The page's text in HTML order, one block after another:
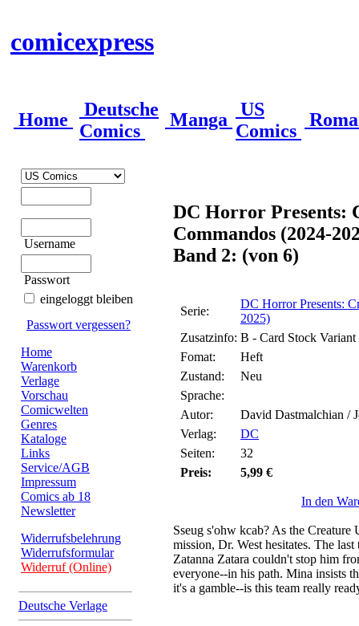
comicexpress
Home
Deutsche
Comics
Manga
US
Comics
Username
Passwort
eingeloggt bleiben
Passwort vergessen?
Home
Warenkorb
Verlage
Vorschau
Comicwelten
Genres
Kataloge
Links
Service/AGB
Impressum
Comics ab 18
Newsletter
Widerrufsbelehrung
Widerrufsformular
Widerruf (Online)
Deutsche Verlage
DC Horror Presents:
Commandos (2024-
Band 2: (von 6)
Serie:
DC Horror Presents:
2025)
Zusatzinfo: B - Card Stock
Fomat:
Heft
Zustand:
Neu
Sprache:
Autor:
David Dastmalchian /
Verlag:
DC
Seiten:
32
Preis:
5,99 €
In den
Sseug s'ohw kcab? As the
mission, Dr. West hesitates. The
Zatanna Zatara couldn't stop him
everyone--in his path. Mina insists
it's a gamble--is this team really